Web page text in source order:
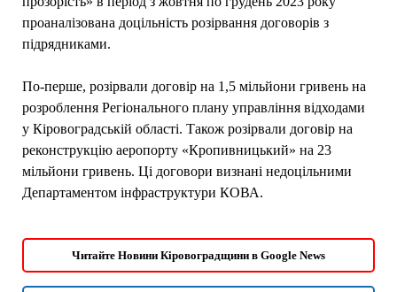
проаналізована доцільність розірвання договорів з
підрядниками.
По-перше, розірвали договір на 1,5 мільйони гривень на
розроблення Регіонального плану управління відходами
у Кіровоградській області. Також розірвали договір на
реконструкцію аеропорту «Кропивницький» на 23
мільйони гривень. Ці договори визнані недоцільними
Департаментом інфраструктури КОВА.
Читайте Новини Кіровоградщини в Google News